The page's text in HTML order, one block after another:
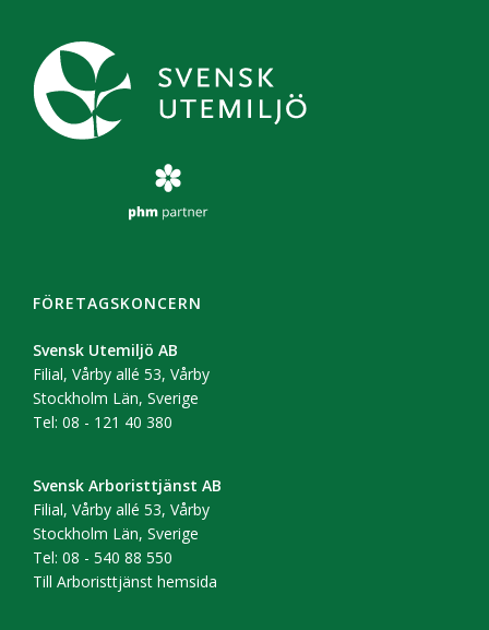
FÖRETAGSKONCERN
Svensk Utemiljö AB
Filial, Vårby allé 53, Vårby
Stockholm Län, Sverige
Tel: 08 - 121 40 380
Svensk Arboristtjänst AB
Filial, Vårby allé 53, Vårby
Stockholm Län, Sverige
Tel: 08 - 540 88 550
Till Arboristtjänst hemsida